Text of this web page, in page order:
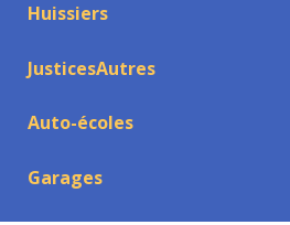
Huissiers
JusticesAutres
Auto-écoles
Garages